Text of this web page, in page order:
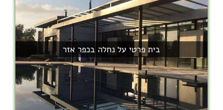
בית פרטי על נחלה בכפר אזר